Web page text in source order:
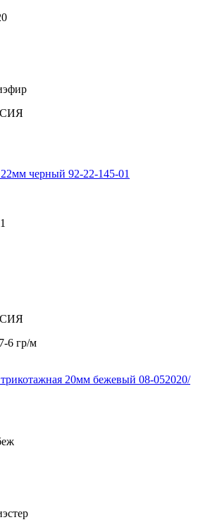
черный 92-22-145-01
6 гр/м
20мм бежевый 08-052020/